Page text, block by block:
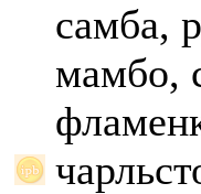
самба,
мамбо,